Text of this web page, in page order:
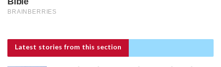
Latest stories from this section